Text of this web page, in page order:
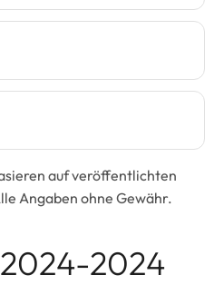
auf veröffentlichten
Angaben ohne Gewähr.
2024